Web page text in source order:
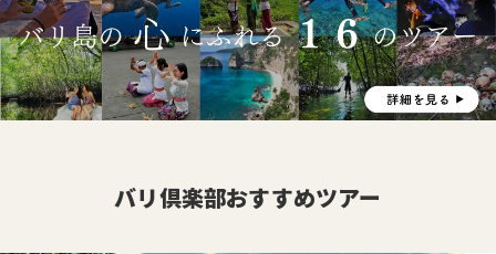
バリ倶楽部おすすめツアー